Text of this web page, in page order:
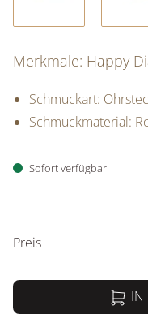
Merkmale: Happy
Schmuckart:
Schmuckmaterial:
Sofort verfügbar
Preis
IN